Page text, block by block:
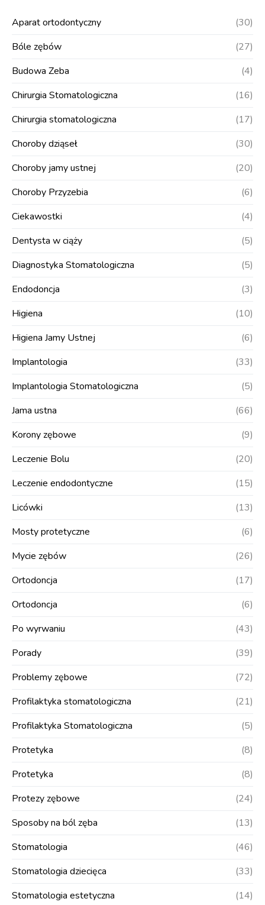
Aparat ortodontyczny
(30)
Bóle zębów
(27)
Budowa Zeba
(4)
Chirurgia Stomatologiczna
(16)
Chirurgia stomatologiczna
(17)
Choroby dziąseł
(30)
Choroby jamy ustnej
(20)
Choroby Przyzebia
(6)
Ciekawostki
(4)
Dentysta w ciąży
(5)
Diagnostyka Stomatologiczna
(5)
Endodoncja
(3)
Higiena
(10)
Higiena Jamy Ustnej
(6)
Implantologia
(33)
Implantologia Stomatologiczna
(5)
Jama ustna
(66)
Korony zębowe
(9)
Leczenie Bolu
(20)
Leczenie endodontyczne
(15)
Licówki
(13)
Mosty protetyczne
(6)
Mycie zębów
(26)
Ortodoncja
(17)
Ortodoncja
(6)
Po wyrwaniu
(43)
Porady
(39)
Problemy zębowe
(72)
Profilaktyka stomatologiczna
(21)
Profilaktyka Stomatologiczna
(5)
Protetyka
(8)
Protetyka
(8)
Protezy zębowe
(24)
Sposoby na ból zęba
(13)
Stomatologia
(46)
Stomatologia dziecięca
(33)
Stomatologia estetyczna
(14)